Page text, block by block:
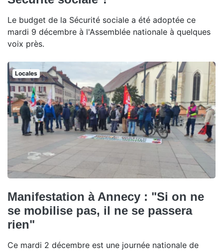
Le budget de la Sécurité sociale a été adoptée ce
mardi 9 décembre à l'Assemblée nationale à quelques
voix près.
Locales
Manifestation à Annecy : "Si on ne
se mobilise pas, il ne se passera
rien"
Ce mardi 2 décembre est une journée nationale de